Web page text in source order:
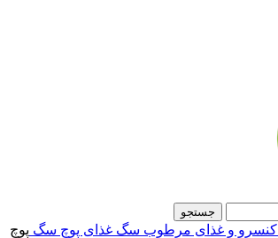
جستجو
کنسرو و غذای مرطوب سگ غذای پوچ سگ پوچ